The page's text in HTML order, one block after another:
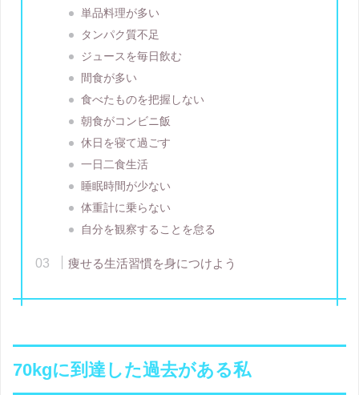
単品料理が多い
タンパク質不足
ジュースを毎日飲む
間食が多い
食べたものを把握しない
朝食がコンビニ飯
休日を寝て過ごす
一日二食生活
睡眠時間が少ない
体重計に乗らない
自分を観察することを怠る
痩せる生活習慣を身につけよう
70kgに到達した過去がある私